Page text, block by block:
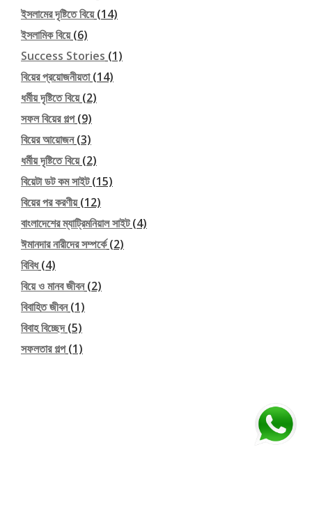
ইসলামের দৃষ্টিতে বিয়ে(14)
ইসলামিক বিয়ে(6)
Success Stories (1)
বিয়ের প্রয়োজনীয়তা(14)
ধর্মীয় দৃষ্টিতে বিয়ে(2)
সফল বিয়ের গল্প(9)
বিয়ের আয়োজন(3)
ধর্মীয় দৃষ্টিতে বিয়ে(2)
বিয়েটা ডট কম সাইট(15)
বিয়ের পর করণীয়(12)
বাংলাদেশের ম্যাট্রিমনিয়াল সাইট(4)
ঈমানদার নারীদের সম্পর্কে(2)
বিবিধ(4)
বিয়ে ও মানব জীবন(2)
বিবাহিত জীবন(1)
বিবাহ বিচ্ছেদ(5)
সফলতার গল্প(1)